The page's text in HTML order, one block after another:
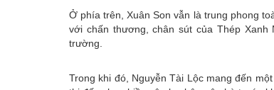
Ở phía trên, Xuân Son vẫn là trung phong
với chấn thương, chân sút của Thép
trường.
Trong khi đó, Nguyễn Tài Lộc mang đến